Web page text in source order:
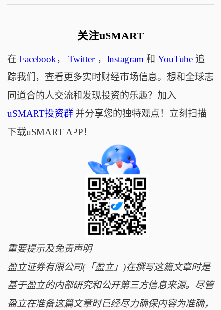
关注uSMART
在 Facebook， Twitter， Instagram 和 YouTube追
踪我们，查看更多实时财经市场信息。想和全球志
同道合的人交流和发现投资的乐趣？加入
uSMART投资群并分享您的独特观点！立刻扫描
下载uSMART APP！
重要提示及免责声明
盈立证券有限公司(「盈立」)在撰写这篇文章时是
基于盈立的内部研究和公开第三方信息来源。尽管
盈立在准备这篇文章时已经尽力确保内容为准确，